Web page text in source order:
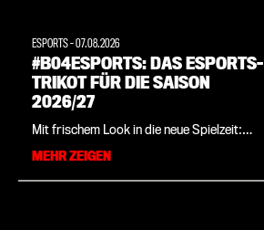
ESPORTS-07.08.2026
#B04ESPORTS: DAS ESPORTS-
TRIKOT FÜR DIE SAISON
2026/27
Mit frischem Look in die neue Spielzeit:
Sportartikelhersteller New Balance die
MEHR ZEIGEN